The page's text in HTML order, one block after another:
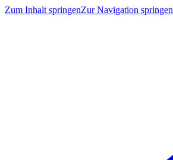
Zum Inhalt springenZur Navigation springen